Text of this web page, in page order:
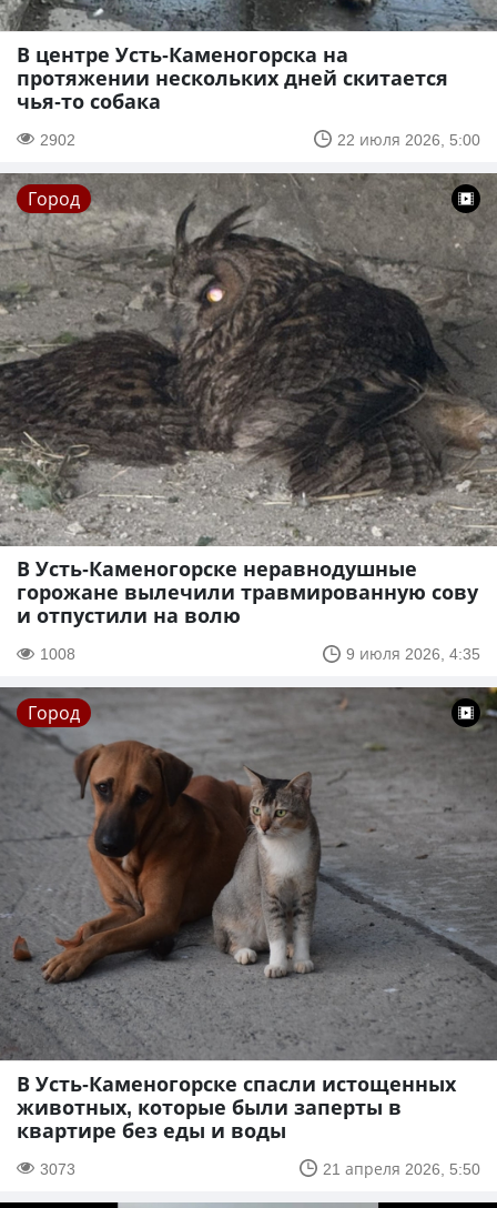
В центре Усть-Каменогорска на
протяжении нескольких дней скитается
чья-то собака
2902 22 июля 2026, 5:00
Город
В Усть-Каменогорске неравнодушные
горожане вылечили травмированную сову
и отпустили на волю
1008 9 июля 2026, 4:35
Город
В Усть-Каменогорске спасли истощенных
животных, которые были заперты в
квартире без еды и воды
3073 21 апреля 2026, 5:50